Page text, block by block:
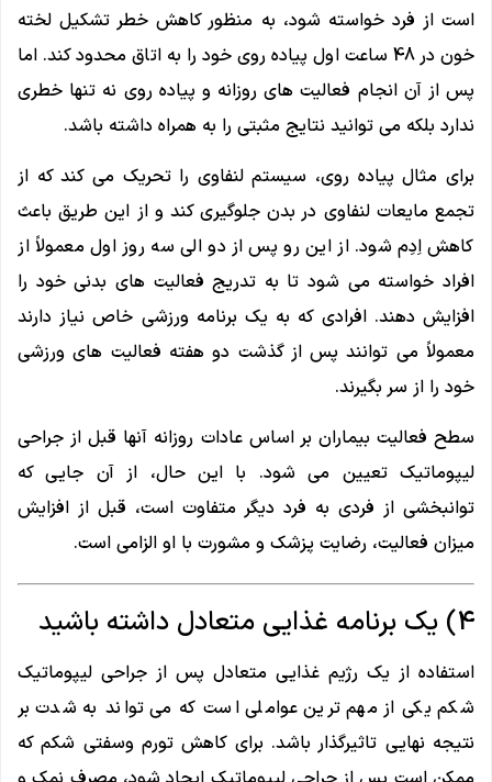
است از فرد خواسته شود، به منظور کاهش خطر تشکیل لخته
خون در 48 ساعت اول پیاده روی خود را به اتاق محدود کند. اما
پس از آن انجام فعالیت های روزانه و پیاده روی نه تنها خطری
ندارد بلکه می توانید نتایج مثبتی را به همراه داشته باشد.
برای مثال پیاده روی، سیستم لنفاوی را تحریک می کند که از
تجمع مایعات لنفاوی در بدن جلوگیری کند و از این طریق باعث
کاهش اِدِم شود. از این رو پس از دو الی سه روز اول معمولاً از
افراد خواسته می شود تا به تدریج فعالیت های بدنی خود را
افزایش دهند. افرادی که به یک برنامه ورزشی خاص نیاز دارند
معمولاً می توانند پس از گذشت دو هفته فعالیت های ورزشی
خود را از سر بگیرند.
سطح فعالیت بیماران بر اساس عادات روزانه آنها قبل از جراحی
لیپوماتیک تعیین می شود. با این حال، از آن جایی که
توانبخشی از فردی به فرد دیگر متفاوت است، قبل از افزایش
میزان فعالیت، رضایت پزشک و مشورت با او الزامی است.
4) یک برنامه غذایی متعادل داشته باشید
استفاده از یک رژیم غذایی متعادل پس از جراحی لیپوماتیک
شکم یکی از مهم ترین عواملی است که می تواند به شدت بر
نتیجه نهایی تاثیرگذار باشد. برای کاهش تورم وسفتی شکم که